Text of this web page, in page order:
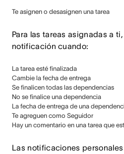
Te asignen o desasignen una tarea
Para las tareas asignadas a
notificación cuando:
La tarea esté finalizada
Cambie la fecha de entrega
Se finalicen todas las dependencias
No se finalice una dependencia
La fecha de entrega de una
Te agreguen como Seguidor
Hay un comentario en una tarea que
Las notificaciones